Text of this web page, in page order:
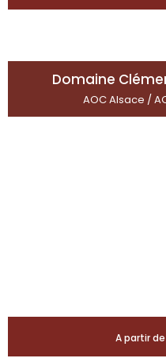
Domaine
AOC Alsace /
A partir de